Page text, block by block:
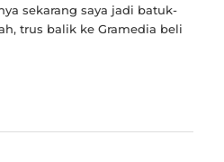
sekarang saya jadi batuk-
trus balik ke Gramedia beli